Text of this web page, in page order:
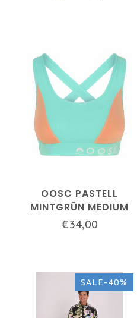
OOSC PASTELL
MINTGRÜN MEDIUM
SUPPORT CROSSBACK
SPORT-BH
€34,00
SALE-40%